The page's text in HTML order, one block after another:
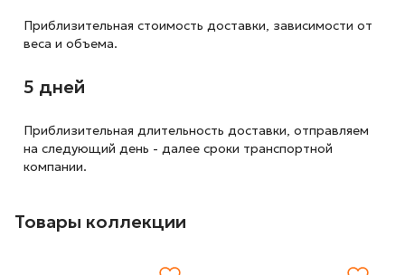
Приблизительная стоимость доставки, зависимости от
веса и объема.
5 дней
Приблизительная длительность доставки, отправляем
на следующий день - далее сроки транспортной
компании.
Товары коллекции